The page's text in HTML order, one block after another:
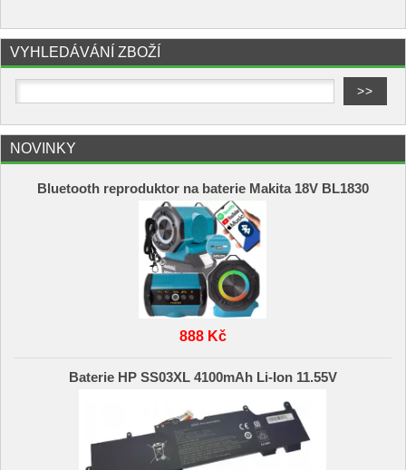
VYHLEDÁVÁNÍ ZBOŽÍ
NOVINKY
Bluetooth reproduktor na baterie Makita 18V BL1830
888 Kč
Baterie HP SS03XL 4100mAh Li-Ion 11.55V